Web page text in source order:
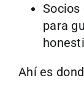
Socios
para
Ahí es